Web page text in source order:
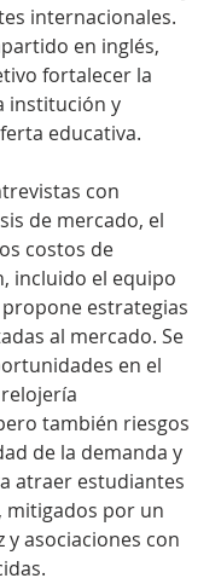
internacionales.
en inglés,
fortalecer la
institución y
educativa.
con
de mercado, el
costos de
incluido el equipo
estrategias
al mercado. Se
en el
también riesgos
de la demanda y
atraer estudiantes
mitigados por un
y asociaciones con